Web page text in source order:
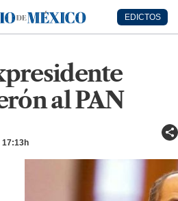
EDICTOS
al PAN
17:13h